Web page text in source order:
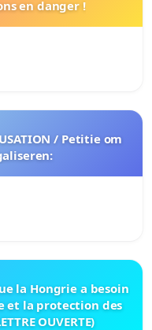
en danger !
la Hongrie a besoin
et la protection des
OUVERTE)